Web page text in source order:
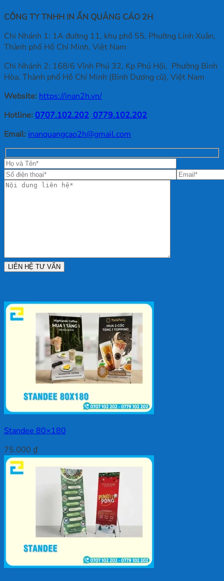
CÔNG TY TNHH IN ẤN QUẢNG CÁO 2H
Chi Nhánh 1: 1A đường 11, khu phố 55, Phường Linh Xuân,
Thành phố Hồ Chí Minh, Việt Nam
Chi Nhánh 2: 168/6 Vĩnh Phú 32, Kp Phú Hội, Phường Bình
Hòa, Thành phố Hồ Chí Minh (Bình Dương cũ), Việt Nam
Website: https://inan2h.vn/
Hotline: 0707.102.202 0779.102.202
Email: inanquangcao2h@gmail.com
Standee 80×180
75.000 ₫